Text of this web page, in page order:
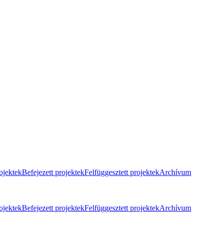
Befejezett projektekFelfüggesztett projektekArchívum
Befejezett projektekFelfüggesztett projektekArchívum